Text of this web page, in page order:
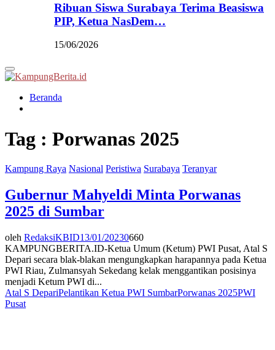
Ribuan Siswa Surabaya Terima Beasiswa
PIP, Ketua NasDem…
15/06/2026
Primary
Menu
Beranda
Tag : Porwanas 2025
Kampung Raya Nasional Peristiwa Surabaya Teranyar
Gubernur Mahyeldi Minta Porwanas
2025 di Sumbar
oleh RedaksiKBID13/01/20230660
KAMPUNGBERITA.ID-Ketua Umum (Ketum) PWI Pusat, Atal S
Depari secara blak-blakan mengungkapkan harapannya pada Ketua
PWI Riau, Zulmansyah Sekedang kelak menggantikan posisinya
menjadi Ketum PWI di...
Atal S DepariPelantikan Ketua PWI SumbarPorwanas 2025PWI
Pusat